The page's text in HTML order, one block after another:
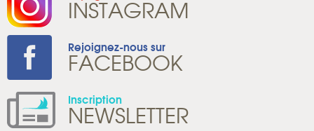
INSTAGRAM
Rejoignez-nous sur
FACEBOOK
Inscription
NEWSLETTER